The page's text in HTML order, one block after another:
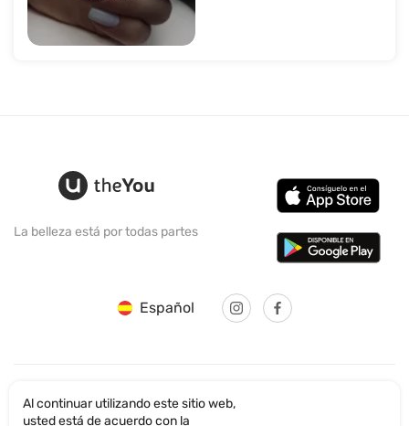
La belleza está por todas partes
Español
© SANTICUM INTERNATIONAL LTD
Al continuar utilizando este sitio web,
usted está de acuerdo con la